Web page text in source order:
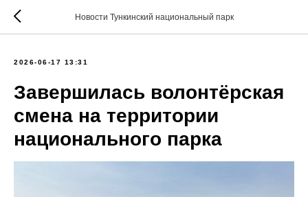
Новости Тункинский национальный парк
2026-06-17 13:31
Завершилась волонтёрская
смена на территории
национального парка